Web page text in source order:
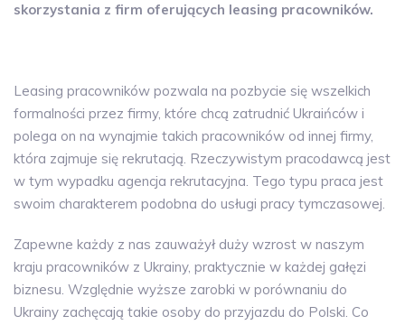
skorzystania z firm oferujących leasing pracowników.
Leasing pracowników pozwala na pozbycie się wszelkich
formalności przez firmy, które chcą zatrudnić Ukraińców i
polega on na wynajmie takich pracowników od innej firmy,
która zajmuje się rekrutacją. Rzeczywistym pracodawcą jest
w tym wypadku agencja rekrutacyjna. Tego typu praca jest
swoim charakterem podobna do usługi pracy tymczasowej.
Zapewne każdy z nas zauważył duży wzrost w naszym
kraju pracowników z Ukrainy, praktycznie w każdej gałęzi
biznesu. Względnie wyższe zarobki w porównaniu do
Ukrainy zachęcają takie osoby do przyjazdu do Polski. Co